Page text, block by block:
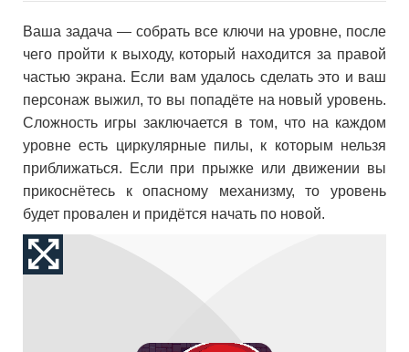
Ваша задача — собрать все ключи на уровне, после
чего пройти к выходу, который находится за правой
частью экрана. Если вам удалось сделать это и ваш
персонаж выжил, то вы попадёте на новый уровень.
Сложность игры заключается в том, что на каждом
уровне есть циркулярные пилы, к которым нельзя
приближаться. Если при прыжке или движении вы
прикоснётесь к опасному механизму, то уровень
будет провален и придётся начать по новой.